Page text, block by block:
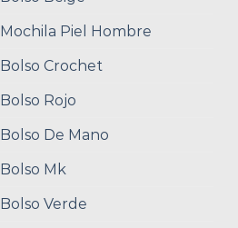
Mochila Piel Hombre
Bolso Crochet
Bolso Rojo
Bolso De Mano
Bolso Mk
Bolso Verde